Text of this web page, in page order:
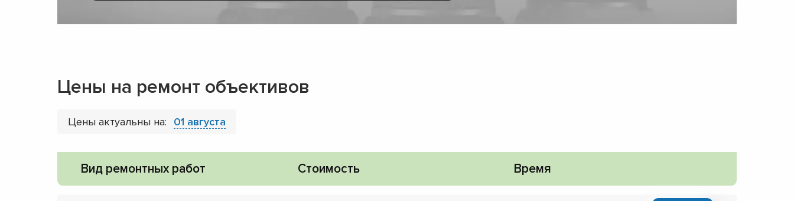
Цены на ремонт объективов
Цены актуальны на: 01 августа
Вид ремонтных работ Стоимость Время